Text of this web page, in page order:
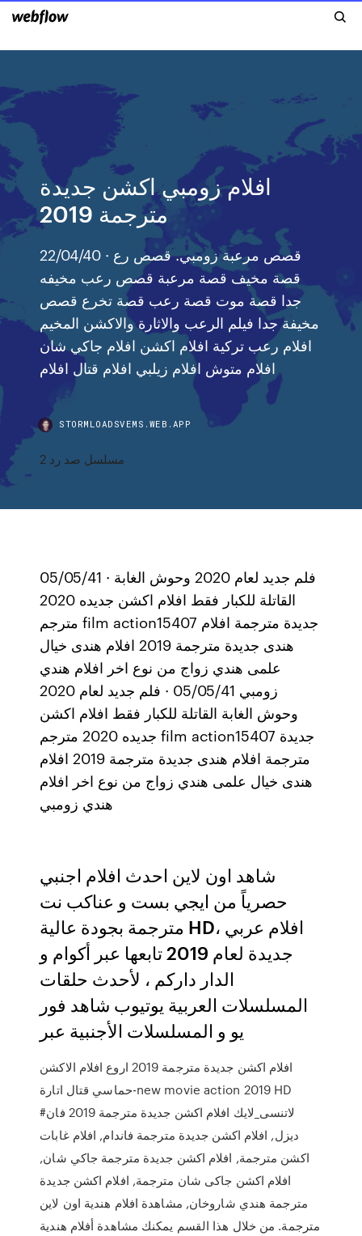
افلام زومبي اكشن جديدة
مترجمة 2019
22/04/40 · قصص مرعبة زومبي. قصص رع
قصة مخيف قصة مرعبة قصص رعب مخيفه
جدا قصة موت قصة رعب قصة تخرع قصص
مخيفة جدا فيلم الرعب والاثارة والاكشن المخيم
افلام رعب تركية افلام اكشن افلام جاكي شان
افلام متوش افلام زيلبي افلام قتال افلام
STORMLOADSVEMS.WEB.APP
مسلسل صد رد 2
05/05/41 · فلم جديد لعام 2020 وحوش الغابة
القاتلة للكبار فقط افلام اكشن جديده 2020
مترجم film action15407 جديدة مترجمة افلام
هندى جديدة مترجمة 2019 افلام هندى خيال
علمى هندي زواج من نوع اخر افلام هندي
زومبي 05/05/41 · فلم جديد لعام 2020
وحوش الغابة القاتلة للكبار فقط افلام اكشن
جديده 2020 مترجم film action15407 جديدة
مترجمة افلام هندى جديدة مترجمة 2019 افلام
هندى خيال علمى هندي زواج من نوع اخر افلام
هندي زومبي
شاهد اون لاين احدث افلام اجنبي
حصرياً من ايجي بست و عناكب نت
مترجمة بجودة عالية HD، افلام عربي
جديدة لعام 2019 تابعها عبر أكوام و
الدار داركم ، لأحدث حلقات
المسلسلات العربية يوتيوب شاهد فور
يو و المسلسلات الأجنبية عبر
افلام اكشن جديدة مترجمة 2019 اروع افلام الاكشن
حماسي قتال اتارة-new movie action 2019 HD
#لاتنسى_لايك افلام اكشن جديدة مترجمة 2019 فان
ديزل, افلام اكشن جديدة مترجمة فاندام, افلام غابات
اكشن مترجمة, افلام اكشن جديدة مترجمة جاكي شان,
افلام اكشن جاكى شان مترجمة, افلام اكشن جديدة
مترجمة هندي شاروخان, مشاهدة افلام هندية اون لاين
مترجمة. من خلال هذا القسم يمكنك مشاهدة أفلام هندية